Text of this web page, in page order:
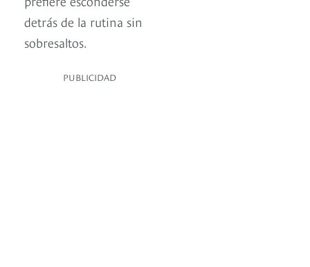
detrás de la rutina sin
sobresaltos.
PUBLICIDAD